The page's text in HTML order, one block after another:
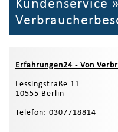
Kundenservice »
Erfahrungen24 - Von
Lessingstraße 11
10555 Berlin
Telefon: 0307718814